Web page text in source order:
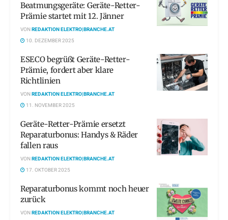
Beatmungsgeräte: Geräte-Retter-
Prämie startet mit 12. Jänner
VONREDAKTION ELEKTRO|BRANCHE.AT
10. DEZEMBER 2025
ESECO begrüßt Geräte-Retter-
Prämie, fordert aber klare
Richtlinien
VONREDAKTION ELEKTRO|BRANCHE.AT
11. NOVEMBER 2025
Geräte-Retter-Prämie ersetzt
Reparaturbonus: Handys & Räder
fallen raus
VONREDAKTION ELEKTRO|BRANCHE.AT
17. OKTOBER 2025
Reparaturbonus kommt noch heuer
zurück
VONREDAKTION ELEKTRO|BRANCHE.AT